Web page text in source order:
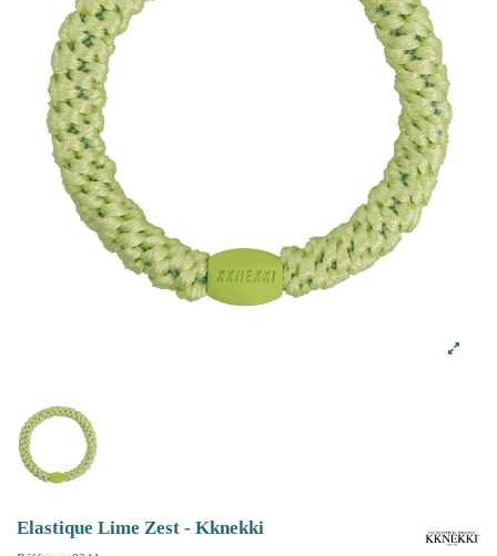
Elastique Lime Zest - Kknekki